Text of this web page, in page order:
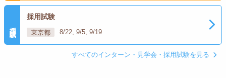
採用試験
東京都 8/22, 9/5, 9/19
すべてのインターン・見学会・採用試験を見る